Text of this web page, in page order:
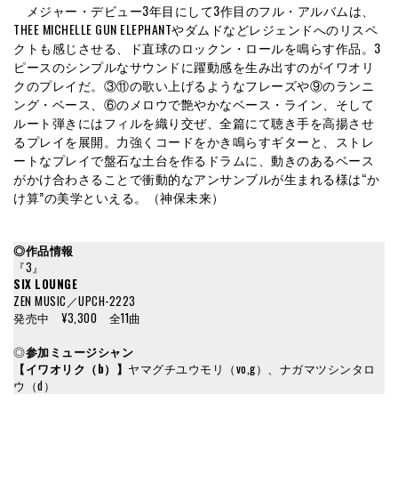
メジャー・デビュー3年目にして3作目のフル・アルバムは、
THEE MICHELLE GUN ELEPHANTやダムドなどレジェンドへのリスペ
クトも感じさせる、ド直球のロックン・ロールを鳴らす作品。3
ピースのシンプルなサウンドに躍動感を生み出すのがイワオリ
クのプレイだ。③⑪の歌い上げるようなフレーズや⑨のランニ
ング・ベース、⑥のメロウで艶やかなベース・ライン、そして
ルート弾きにはフィルを織り交ぜ、全篇にて聴き手を高揚させ
るプレイを展開。力強くコードをかき鳴らすギターと、ストレ
ートなプレイで盤石な土台を作るドラムに、動きのあるベース
がかけ合わさることで衝動的なアンサンブルが生まれる様は“か
け算”の美学といえる。（神保未来）
◎作品情報
『3』
SIX LOUNGE
ZEN MUSIC／UPCH-2223
発売中 ¥3,300 全11曲
◎参加ミュージシャン
【イワオリク（b）】 ヤマグチユウモリ（vo,g）、ナガマツシンタロ
ウ（d）